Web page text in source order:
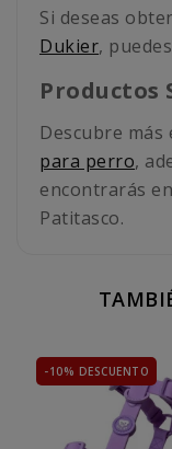
Si deseas
Dukier,
Productos
Descubre
para perro,
encontrarás
Patitasco.
-10% DESCUENTO